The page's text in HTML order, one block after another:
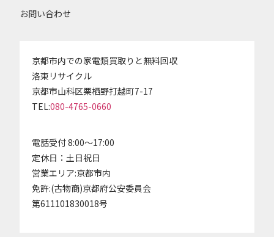
お問い合わせ
京都市内での家電類買取りと無料回収
洛東リサイクル
京都市山科区栗栖野打越町7-17
TEL:080-4765-0660
電話受付 8:00～17:00
定休日：土日祝日
営業エリア:京都市内
免許:(古物商)京都府公安委員会
第611101830018号